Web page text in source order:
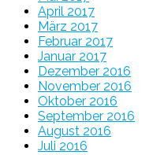
April 2017
März 2017
Februar 2017
Januar 2017
Dezember 2016
November 2016
Oktober 2016
September 2016
August 2016
Juli 2016